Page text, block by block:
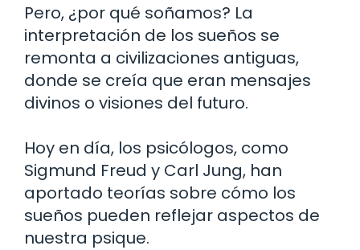
Pero, ¿por qué soñamos? La
interpretación de los sueños se
remonta a civilizaciones antiguas,
donde se creía que eran mensajes
divinos o visiones del futuro.
Hoy en día, los psicólogos, como
Sigmund Freud y Carl Jung, han
aportado teorías sobre cómo los
sueños pueden reflejar aspectos de
nuestra psique.